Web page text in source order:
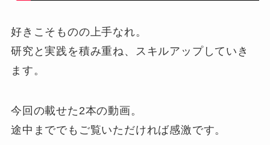
好きこそものの上手なれ。
研究と実践を積み重ね、スキルアップしていき
ます。
今回の載せた2本の動画。
途中まででもご覧いただければ感激です。